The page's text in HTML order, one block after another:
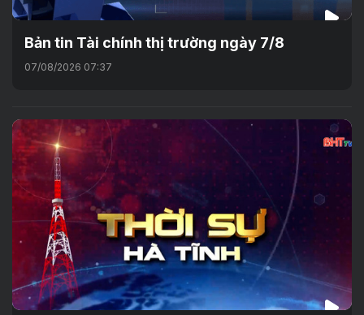
Bản tin Tài chính thị trường ngày 7/8
07/08/2026 07:37